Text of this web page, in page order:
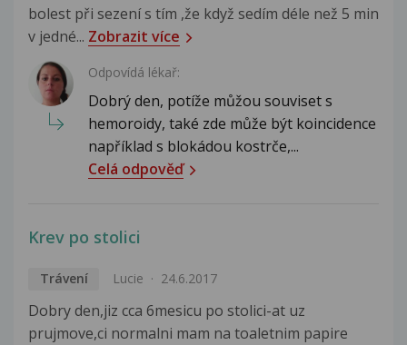
bolest při sezení s tím ,že když sedím déle než 5 min
v jedné... Zobrazit více
Odpovídá lékař:
Dobrý den, potíže můžou souviset s
hemoroidy, také zde může být koincidence
například s blokádou kostrče,...
Celá odpověď
Krev po stolici
Trávení Lucie 24.6.2017
Dobry den,jiz cca 6mesicu po stolici-at uz
prujmove,ci normalni mam na toaletnim papire